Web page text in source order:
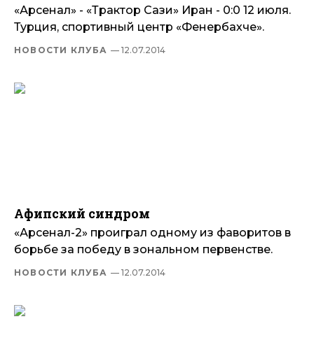
«Арсенал» - «Трактор Сази» Иран - 0:0 12 июля.
Турция, спортивный центр «Фенербахче».
НОВОСТИ КЛУБА — 12.07.2014
Афипский синдром
«Арсенал-2» проиграл одному из фаворитов в
борьбе за победу в зональном первенстве.
НОВОСТИ КЛУБА — 12.07.2014